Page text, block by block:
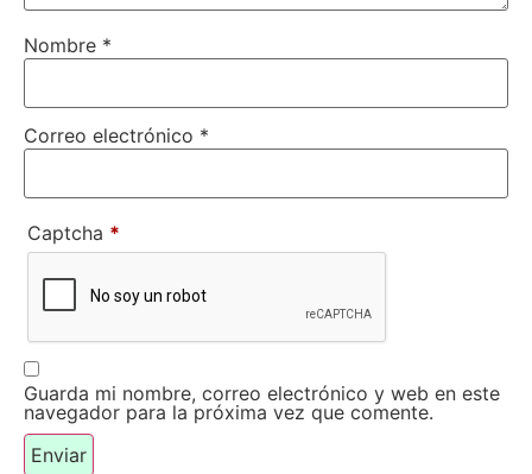
Nombre *
Correo electrónico *
Captcha *
Guarda mi nombre, correo electrónico y web en este
navegador para la próxima vez que comente.